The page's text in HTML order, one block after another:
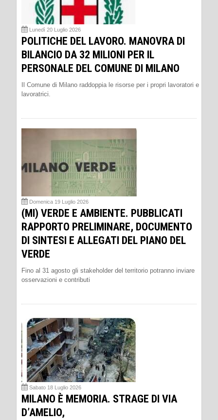
Lunedì 20 Luglio 2026
POLITICHE DEL LAVORO. MANOVRA DI
BILANCIO DA 32 MILIONI PER IL
PERSONALE DEL COMUNE DI MILANO
Il Comune di Milano raddoppia le risorse per i propri lavoratori e
lavoratrici.
Domenica 19 Luglio 2026
(MI) VERDE E AMBIENTE. PUBBLICATI
RAPPORTO PRELIMINARE, DOCUMENTO
DI SINTESI E ALLEGATI DEL PIANO DEL
VERDE
Fino al 31 agosto gli stakeholder del territorio potranno inviare
osservazioni e contributi
Sabato 18 Luglio 2026
MILANO È MEMORIA. STRAGE DI VIA
D’AMELIO,